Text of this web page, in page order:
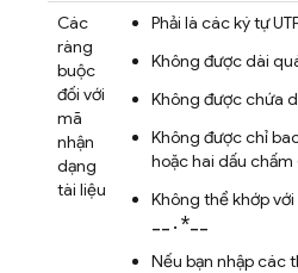
Các
ràng
buộc
đối với
mã
nhận
dạng
tài liệu
Phải là các ký tự
Không được dài
Không được chứa
Không được chỉ
hoặc hai dấu chấm
Không thể khớp
__.*__
Nếu bạn nhập các